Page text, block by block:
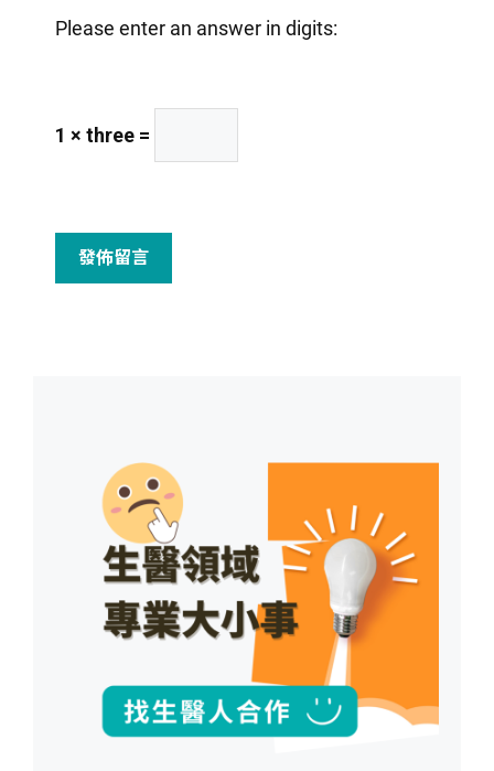
Please enter an answer in digits:
1 × three =